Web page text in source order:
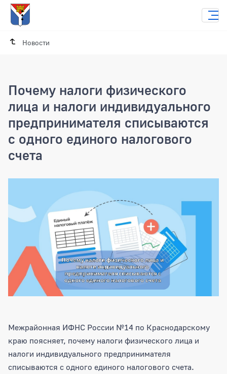
Новости
Почему налоги физического
лица и налоги индивидуального
предпринимателя списываются
с одного единого налогового
счета
Межрайонная ИФНС России №14 по Краснодарскому
краю поясняет, почему налоги физического лица и
налоги индивидуального предпринимателя
списываются с одного единого налогового счета.